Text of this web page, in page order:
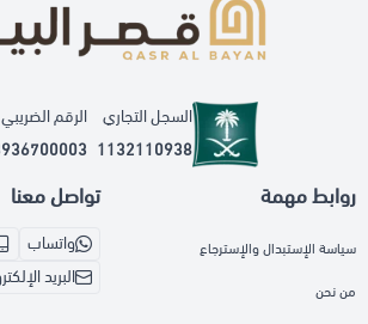
السجل التجاري
1132110938
الرقم الضريبي
روابط مهمة
سياسة الإستبدال والإسترجاع
من نحن
تواصل معنا
واتساب
البريد